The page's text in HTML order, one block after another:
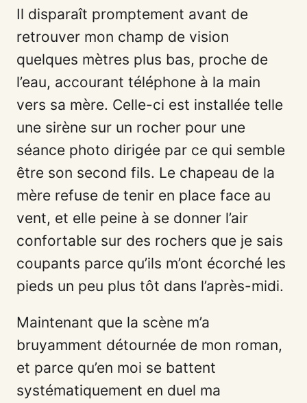
Il disparaît promptement avant de
retrouver mon champ de vision
quelques mètres plus bas, proche de
l’eau, accourant téléphone à la main
vers sa mère. Celle-ci est installée telle
une sirène sur un rocher pour une
séance photo dirigée par ce qui semble
être son second fils. Le chapeau de la
mère refuse de tenir en place face au
vent, et elle peine à se donner l’air
confortable sur des rochers que je sais
coupants parce qu’ils m’ont écorché les
pieds un peu plus tôt dans l’après-midi.
Maintenant que la scène m’a
bruyamment détournée de mon roman,
et parce qu’en moi se battent
systématiquement en duel ma